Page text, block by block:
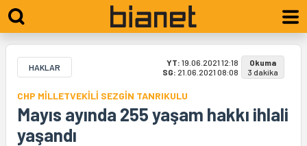
HAKLAR YT: 19.06.2021 12:18
SG: 21.06.2021 08:08
Okuma
3 dakika
CHP MİLLETVEKİLİ SEZGİN TANRIKULU
Mayıs ayında 255 yaşam hakkı ihlali
yaşandı